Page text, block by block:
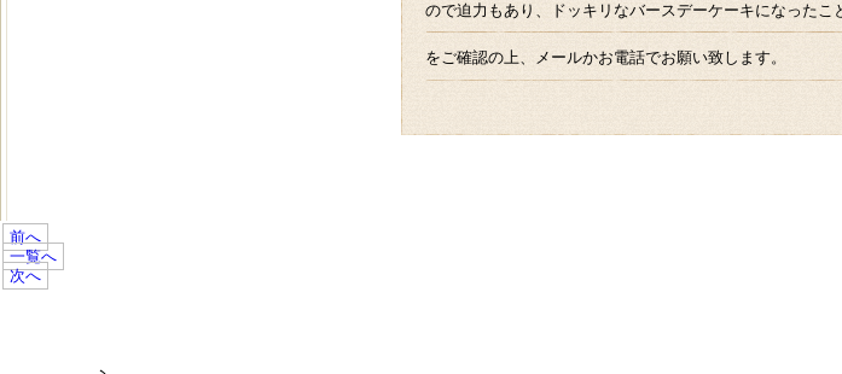
ので迫力もあり、ドッキリなバースデーケーキになった
をご確認の上、メールかお電話でお願い致します。
前へ
一覧へ
次へ